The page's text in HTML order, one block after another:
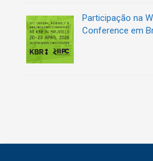
Participação na
Conference em